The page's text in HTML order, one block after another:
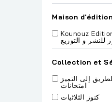
Maison d'édition
Kounouz
للنشر و التوزيع
Collection et
إلى التميز
امتحانات
كنوز الثلاثيات